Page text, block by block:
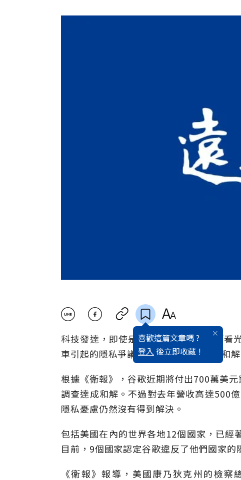
喜歡這篇文章嗎 ?
登入 後立即收藏 !
科技發達，即使是素人百姓，也有被「看
車引起的隱私爭議案件，目前可望達成和解
根據《衛報》，谷歌近期將付出700萬美
調查達成和解。不過對去年營收高達500
隱私憂慮仍然沒有得到解決。
包括美國在內的世界各地12個國家，已經
目前，9個國家認定谷歌違反了他們國家的
《衛報》報導，美國康乃狄克州的檢